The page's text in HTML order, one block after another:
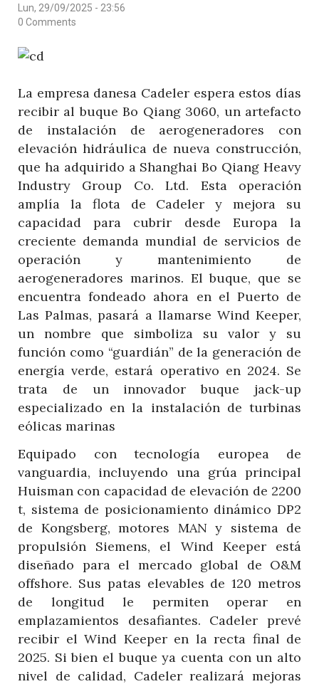
Lun, 29/09/2025 - 23:56
0 Comments
La empresa danesa Cadeler espera estos días
recibir al buque Bo Qiang 3060, un artefacto
de instalación de aerogeneradores con
elevación hidráulica de nueva construcción,
que ha adquirido a Shanghai Bo Qiang Heavy
Industry Group Co. Ltd. Esta operación
amplía la flota de Cadeler y mejora su
capacidad para cubrir desde Europa la
creciente demanda mundial de servicios de
operación y mantenimiento de
aerogeneradores marinos. El buque, que se
encuentra fondeado ahora en el Puerto de
Las Palmas, pasará a llamarse Wind Keeper,
un nombre que simboliza su valor y su
función como “guardián” de la generación de
energía verde, estará operativo en 2024. Se
trata de un innovador buque jack-up
especializado en la instalación de turbinas
eólicas marinas
Equipado con tecnología europea de
vanguardia, incluyendo una grúa principal
Huisman con capacidad de elevación de 2200
t, sistema de posicionamiento dinámico DP2
de Kongsberg, motores MAN y sistema de
propulsión Siemens, el Wind Keeper está
diseñado para el mercado global de O&M
offshore. Sus patas elevables de 120 metros
de longitud le permiten operar en
emplazamientos desafiantes. Cadeler prevé
recibir el Wind Keeper en la recta final de
2025. Si bien el buque ya cuenta con un alto
nivel de calidad, Cadeler realizará mejoras